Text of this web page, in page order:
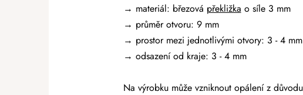
→ materiál: březová překližka o síle 3 mm
→ průměr otvoru: 9 mm
→ prostor mezi jednotlivými otvory: 3 - 4 mm
→ odsazení od kraje: 3 - 4 mm
Na výrobku může vzniknout opálení z